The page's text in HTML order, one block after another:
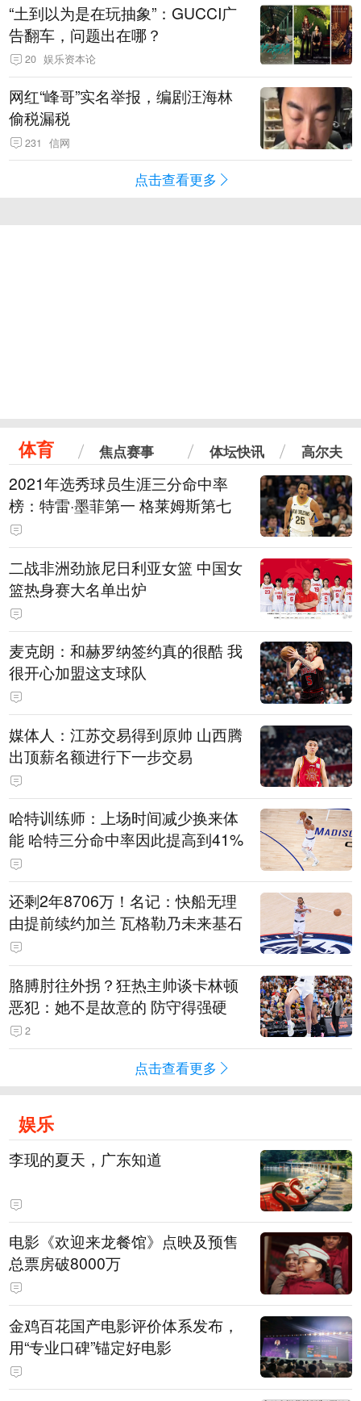
“土到以为是在玩抽象”：GUCCI广
告翻车，问题出在哪？
20 娱乐资本论
网红“峰哥”实名举报，编剧汪海林
偷税漏税
231 信网
点击查看更多
体育 焦点赛事 体坛快讯 高尔夫
2021年选秀球员生涯三分命中率
榜：特雷·墨菲第一 格莱姆斯第七
二战非洲劲旅尼日利亚女篮 中国女
篮热身赛大名单出炉
麦克朗：和赫罗纳签约真的很酷 我
很开心加盟这支球队
媒体人：江苏交易得到原帅 山西腾
出顶薪名额进行下一步交易
哈特训练师：上场时间减少换来体
能 哈特三分命中率因此提高到41%
还剩2年8706万！名记：快船无理
由提前续约加兰 瓦格勒乃未来基石
胳膊肘往外拐？狂热主帅谈卡林顿
恶犯：她不是故意的 防守得强硬
2
点击查看更多
娱乐
李现的夏天，广东知道
电影《欢迎来龙餐馆》点映及预售
总票房破8000万
金鸡百花国产电影评价体系发布，
用“专业口碑”锚定好电影